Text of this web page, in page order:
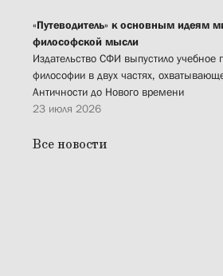
«Путеводитель» к основным идеям
философской мысли
Издательство СФИ выпустило учебное
философии в двух частях,
Античности до Нового времени
23 июля 2026
Все новости